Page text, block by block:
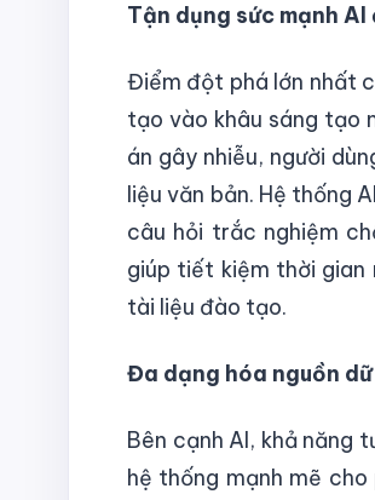
Tận dụng sức mạnh
Điểm đột phá lớn nhất
tạo vào khâu sáng tạo
án gây nhiễu, người
liệu văn bản. Hệ thống
câu hỏi trắc nghiệm
giúp tiết kiệm thời
tài liệu đào tạo.
Đa dạng hóa nguồn
Bên cạnh AI, khả năng
hệ thống mạnh mẽ